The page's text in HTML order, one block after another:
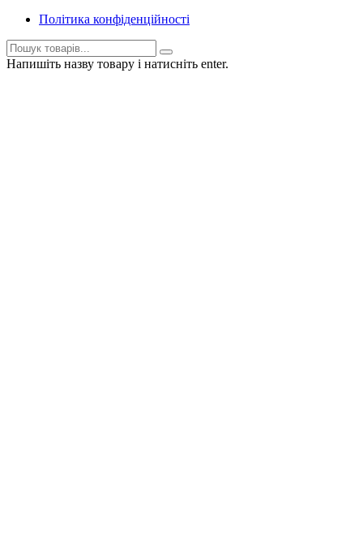
Політика конфіденційності
Напишіть назву товару і натисніть enter.